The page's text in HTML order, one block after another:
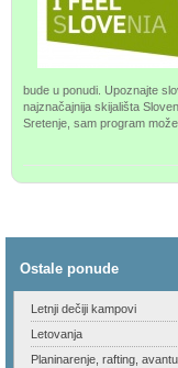
bude u ponudi. Upoznajte
najznačajnija skijališta
Sretenje, sam program
Ostale ponude
Letnji dečiji kampovi
Letovanja
Planinarenje, rafting,